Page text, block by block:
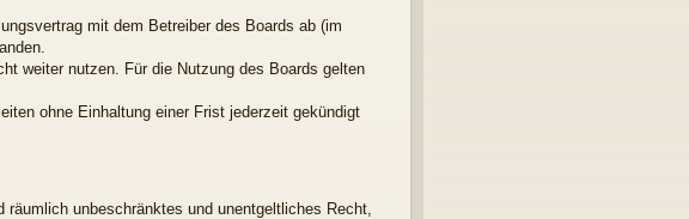
mit dem Betreiber des Boards ab (im
weiter nutzen. Für die Nutzung des Boards gelten
ohne Einhaltung einer Frist jederzeit gekündigt
unbeschränktes und unentgeltliches Recht,